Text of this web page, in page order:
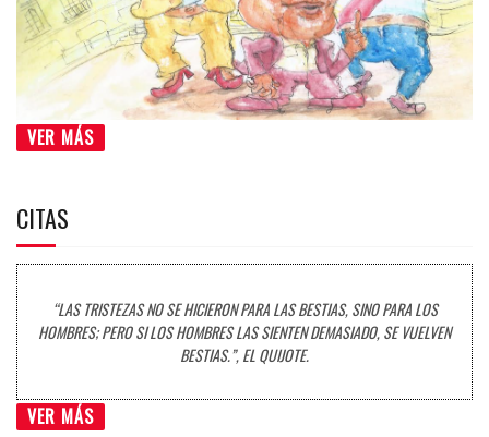
VER MÁS
CITAS
“LAS TRISTEZAS NO SE HICIERON PARA LAS BESTIAS, SINO PARA LOS
HOMBRES; PERO SI LOS HOMBRES LAS SIENTEN DEMASIADO, SE VUELVEN
BESTIAS.”, EL QUIJOTE.
VER MÁS